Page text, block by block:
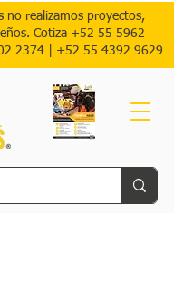
no realizamos proyectos,
Cotiza +52 55 5962
2374 | +52 55 4392 9629